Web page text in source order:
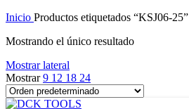
Inicio Productos etiquetados “KSJ06-25”
Mostrando el único resultado
Mostrar lateral
Mostrar9 12 18 24